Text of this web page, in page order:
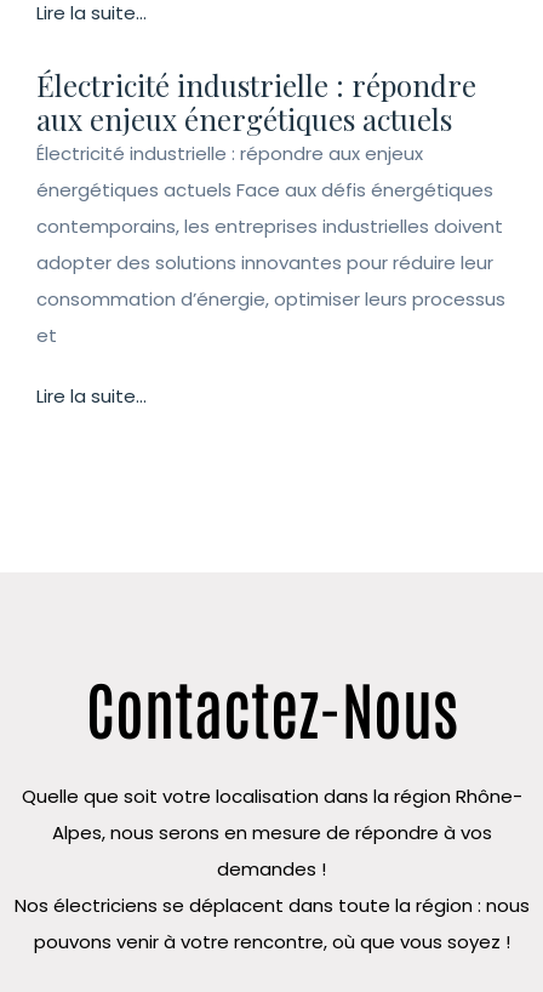
Lire la suite...
Électricité industrielle : répondre
aux enjeux énergétiques actuels
Électricité industrielle : répondre aux enjeux
énergétiques actuels Face aux défis énergétiques
contemporains, les entreprises industrielles doivent
adopter des solutions innovantes pour réduire leur
consommation d’énergie, optimiser leurs processus
et
Lire la suite...
Contactez-Nous
Quelle que soit votre localisation dans la région Rhône-
Alpes, nous serons en mesure de répondre à vos
demandes !
Nos électriciens se déplacent dans toute la région : nous
pouvons venir à votre rencontre, où que vous soyez !